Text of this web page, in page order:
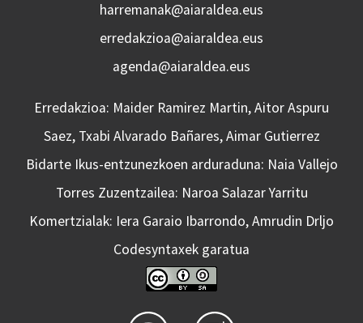
harremanak@aiaraldea.eus
erredakzioa@aiaraldea.eus
agenda@aiaraldea.eus
Erredakzioa: Maider Ramirez Martin, Aitor Aspuru
Saez, Txabi Alvarado Bañares, Aimar Gutierrez
Bidarte Ikus-entzunezkoen arduraduna: Naia Vallejo
Torres Zuzentzailea: Naroa Salazar Yarritu
Komertzialak: Iera Garaio Ibarrondo, Amrudin Drljo
Codesyntaxek garatua